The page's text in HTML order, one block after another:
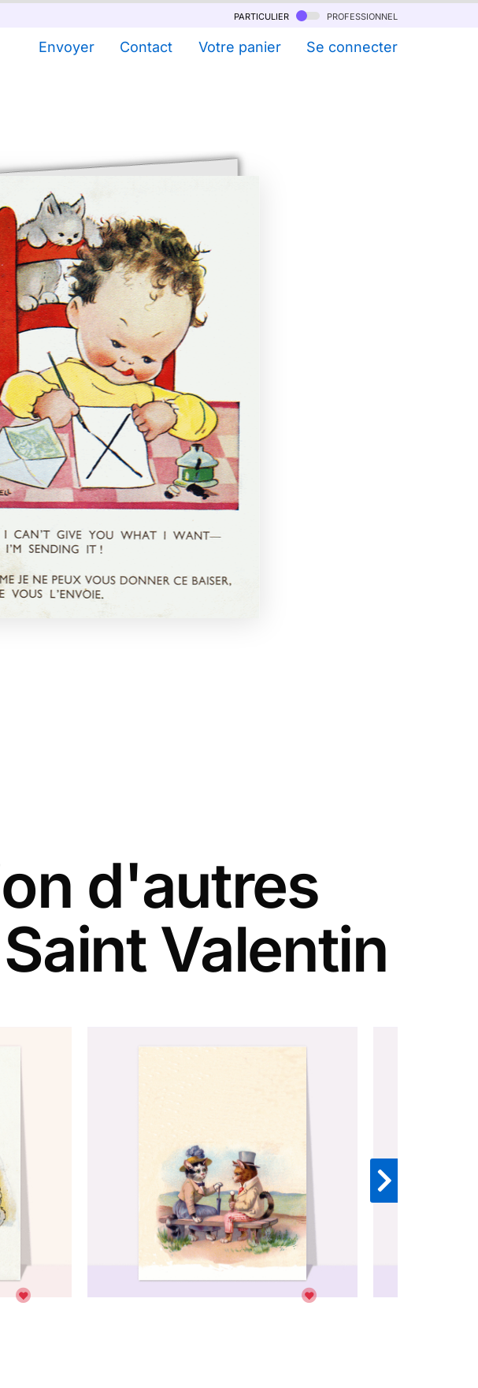
particulier professionnel
Envoyer Contact Votre panier Se connecter
d'autres
Valentin